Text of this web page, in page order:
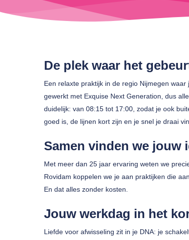
Druk op enter om te zoeken of ESC om te
De plek waar het
Een relaxte praktijk in de regio Nijmegen
gewerkt met Exquise Next Generation, dus
duidelijk: van 08:15 tot 17:00, zodat je ook
goed is, de lijnen kort zijn en je snel je draai
Samen vinden we jouw
Met meer dan 25 jaar ervaring weten we
Rovidam koppelen we je aan praktijken die
En dat alles zonder kosten.
Jouw werkdag in het
Liefde voor afwisseling zit in je DNA: je